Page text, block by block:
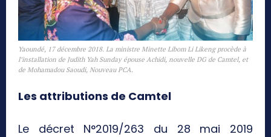
Yaoundé, 17 décembre 2018. La ministre Minette Libom Li Likeng procède à
l’installation de Judith Yah Sunday épouse Achidi, nouvelle DG de Camtel, et
de Mohamadou Saoudi, Nouveau PCA.
Les attributions de Camtel
Le décret N°2019/263 du 28 mai 2019